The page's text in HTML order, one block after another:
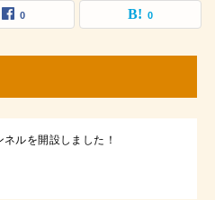
0 0
ルを開設しました！